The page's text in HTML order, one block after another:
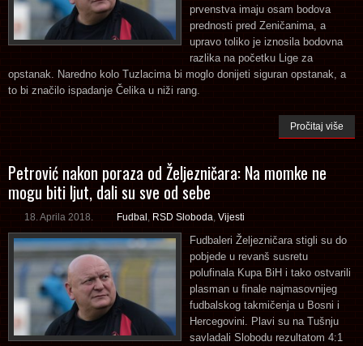
prvenstva imaju osam bodova
prednosti pred Zeničanima, a
upravo toliko je iznosila bodovna
razlika na početku Lige za
opstanak. Naredno kolo Tuzlacima bi moglo donijeti siguran opstanak, a
to bi značilo ispadanje Čelika u niži rang.
Pročitaj više
Petrović nakon poraza od Željezničara: Na momke ne
mogu biti ljut, dali su sve od sebe
18. Aprila 2018. Fudbal RSD Sloboda Vijesti
Fudbaleri Željezničara stigli su do
pobjede u revanš susretu
polufinala Kupa BiH i tako ostvarili
plasman u finale najmasovnijeg
fudbalskog takmičenja u Bosni i
Hercegovini. Plavi su na Tušnju
savladali Slobodu rezultatom 4:1